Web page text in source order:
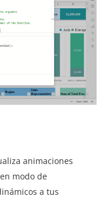
animaciones
modo de
a tus